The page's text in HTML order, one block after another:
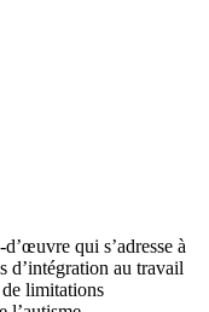
qui s’adresse à
d’intégration au travail
de limitations